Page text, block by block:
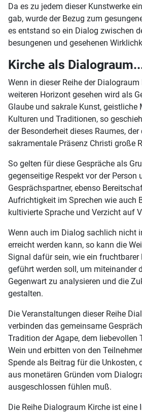
Da es zu jedem dieser Kunstwerke
gab, wurde der Bezug zum
es entstand so ein Dialog zwischen
besungenen und gesehenen
Kirche als
Wenn in dieser Reihe der
weiteren Horizont gesehen wird als
Glaube und sakrale Kunst, geistliche
Kulturen und Traditionen, so
der Besonderheit dieses Raumes, der
sakramentale Präsenz Christi große
So gelten für diese Gespräche als
gegenseitige Respekt vor der Person
Gesprächspartner, ebenso
Aufrichtigkeit im Sprechen wie auch
kultivierte Sprache und Verzicht auf
Wenn auch im Dialog sachlich nicht
erreicht werden kann, so kann die
Signal dafür sein, wie ein fruchtbarer
geführt werden soll, um miteinander
Gegenwart zu analysieren und die
gestalten.
Die Veranstaltungen dieser Reihe
verbinden das gemeinsame
Tradition der Agape, dem liebevollen
Wein und erbitten von den
Spende als Beitrag für die Unkosten,
aus monetären Gründen vom
ausgeschlossen fühlen muß.
Die Reihe Dialograum Kirche ist eine